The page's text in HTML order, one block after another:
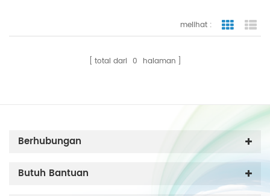
melihat :
total dari 0 halaman
Berhubungan
Butuh Bantuan